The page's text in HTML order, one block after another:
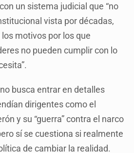
un sistema judicial que “no
vista por décadas,
motivos por los que
no pueden cumplir con lo
busca entrar en detalles
dirigentes como el
y su “guerra” contra el narco
sí se cuestiona si realmente
de cambiar la realidad.